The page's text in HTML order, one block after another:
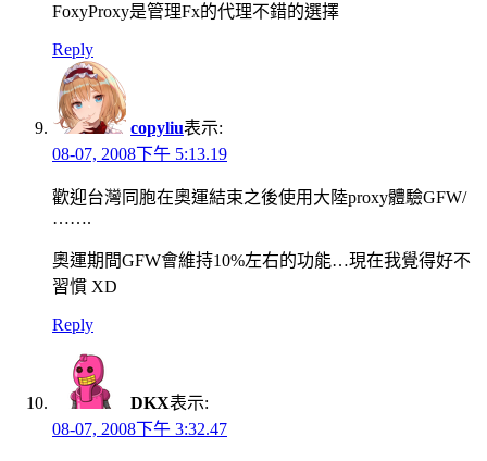
FoxyProxy是管理Fx的代理不錯的選擇
Reply
copyliu表示:
08-07, 2008下午 5:13.19
歡迎台灣同胞在奧運結束之後使用大陸proxy體驗GFW/
…….
奧運期間GFW會維持10%左右的功能…現在我覺得好不
習慣 XD
Reply
DKX表示:
08-07, 2008下午 3:32.47